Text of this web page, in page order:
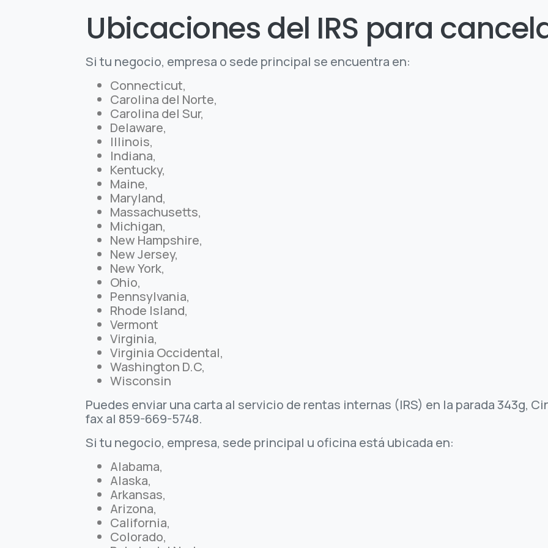
Ubicaciones del IRS para
Si tu negocio, empresa o sede principal se encuentra en:
Connecticut,
Carolina del Norte,
Carolina del Sur,
Delaware,
Illinois,
Indiana,
Kentucky,
Maine,
Maryland,
Massachusetts,
Michigan,
New Hampshire,
New Jersey,
New York,
Ohio,
Pennsylvania,
Rhode Island,
Vermont
Virginia,
Virginia Occidental,
Washington D.C,
Wisconsin
Puedes enviar una carta al servicio de rentas internas (IRS) en la parada 343g,
fax al 859-669-5748.
Si tu negocio, empresa, sede principal u oficina está ubicada en:
Alabama,
Alaska,
Arkansas,
Arizona,
California,
Colorado,